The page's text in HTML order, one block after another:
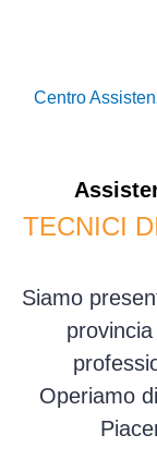
Centro
TECNICI
Siamo
Operiamo